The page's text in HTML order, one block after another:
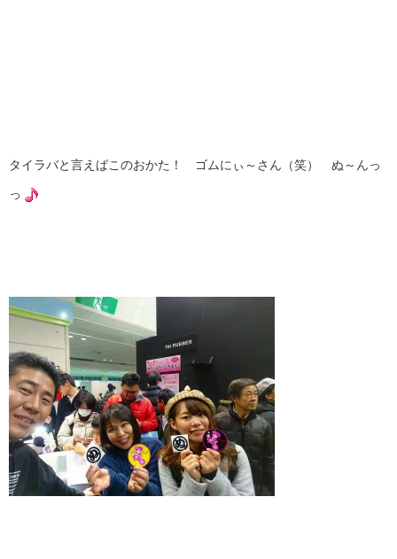
タイラバと言えばこのおかた！ ゴムにぃ～さん（笑） ぬ～んっ
っ